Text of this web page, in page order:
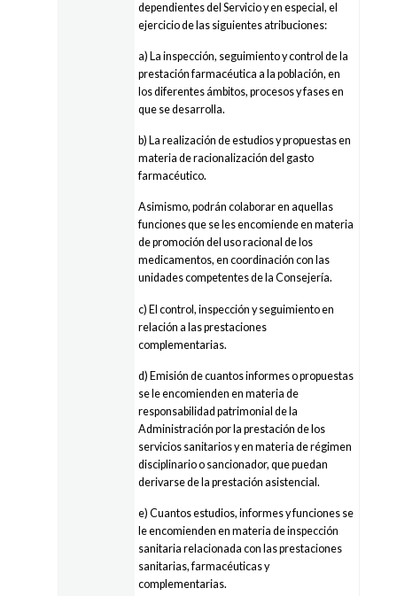
dependientes del Servicio y en especial, el
ejercicio de las siguientes atribuciones:
a) La inspección, seguimiento y control de la
prestación farmacéutica a la población, en
los diferentes ámbitos, procesos y fases en
que se desarrolla.
b) La realización de estudios y propuestas en
materia de racionalización del gasto
farmacéutico.
Asimismo, podrán colaborar en aquellas
funciones que se les encomiende en materia
de promoción del uso racional de los
medicamentos, en coordinación con las
unidades competentes de la Consejería.
c) El control, inspección y seguimiento en
relación a las prestaciones
complementarias.
d) Emisión de cuantos informes o propuestas
se le encomienden en materia de
responsabilidad patrimonial de la
Administración por la prestación de los
servicios sanitarios y en materia de régimen
disciplinario o sancionador, que puedan
derivarse de la prestación asistencial.
e) Cuantos estudios, informes y funciones se
le encomienden en materia de inspección
sanitaria relacionada con las prestaciones
sanitarias, farmacéuticas y
complementarias.